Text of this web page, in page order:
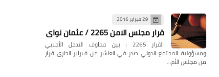
29 فبراير 2016
قرار مجلس الامن 2265 / عثمان نواى
القرار 2265 : بين مخاوف التدخل الأجنبي
ومسؤولية المجتمع الدولي صدر في العاشر من فبراير الجارى قرار
من مجلس الأم…